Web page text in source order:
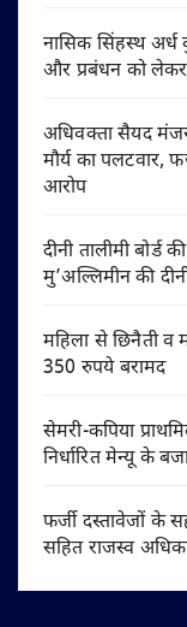
नासिक सिंहस्थ
और प्रबंधन को लेकर
अधिवक्ता सैयद
मौर्य का पलटवार,
आरोप
दीनी तालीमी बोर्ड
मु’अल्लिमीन की
महिला से छिनैती व
350 रुपये बरामद
सेमरी-कपिया
निर्धारित मेन्यू के
फर्जी दस्तावेजों के
सहित राजस्व